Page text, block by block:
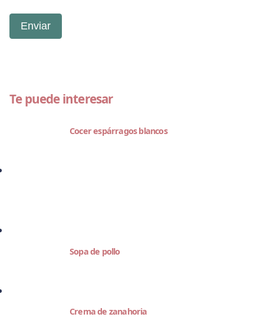
Te puede interesar
Cocer espárragos blancos
Sopa de pollo
Crema de zanahoria